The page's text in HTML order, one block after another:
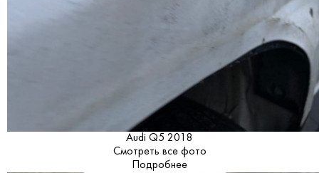
Audi Q5 2018
Смотреть все фото
Подробнее